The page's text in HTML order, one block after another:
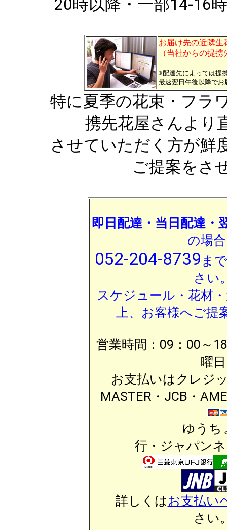
20時以降・一部14-16
お届け先の近隣生
（当社からの提
※配達先によっては提
最速翌日午後以降でお
特に夏季の花束・フラ
携先花屋さんより
させていただく方が鮮
ご提案をさ
即日配達・当日配達・
の場
052-204-8739 ま
さい
スケジュール・花材
上、お客様へご提
営業時間：09：00～
曜日
お支払いはクレジ
MASTER・JCB・
ゆうちょ・三
行・ジャパン
詳しくはお支払い
さい